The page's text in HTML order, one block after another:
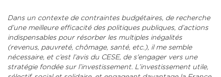
Dans un contexte de contraintes budgétaires, de recherche
d’une meilleure efficacité des politiques publiques, d’actions
indispensables pour résorber les multiples inégalités
(revenus, pauvreté, chômage, santé, etc.), il me semble
nécessaire, et c’est l’avis du CESE, de s'engager vers une
stratégie fondée sur l’investissement. L’investissement utile,